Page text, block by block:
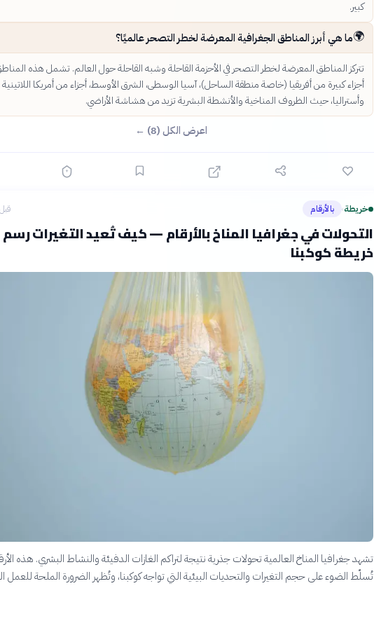
كبير.
🌍ما هي أبرز المناطق الجغرافية المعرضة لخطر التصحر عالميًا؟
تتركز المناطق المعرضة لخطر التصحر في الأحزمة القاحلة وشبه القاحلة حول العالم. تشمل هذه
أجزاء كبيرة من أفريقيا (خاصة منطقة الساحل)، آسيا الوسطى، الشرق الأوسط، أجزاء من أمريكا اللاتينية
وأستراليا، حيث الظروف المناخية والأنشطة البشرية تزيد من هشاشة الأراضي.
اعرض الكل (8) ←
خريطة› بالأرقام قبل 4
التحولات في جغرافيا المناخ بالأرقام — كيف تُعيد التغيرات رسم
خريطة كوكبنا
تشهد جغرافيا المناخ العالمية تحولات جذرية نتيجة لتراكم الغازات الدفيئة والنشاط البشري. هذه
تُسلّط الضوء على حجم التغيرات والتحديات البيئية التي تواجه كوكبنا، وتُظهر الضرورة الملحة للعمل